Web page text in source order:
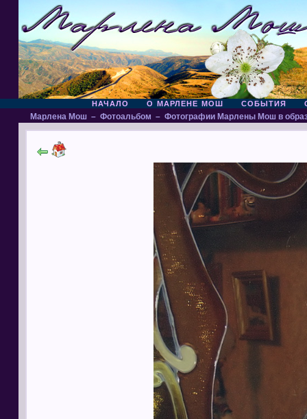
НАЧАЛО О МАРЛЕНЕ МОШ СОБЫТИЯ
Марлена Мош – Фотоальбом – Фотографии Марлены Мош в